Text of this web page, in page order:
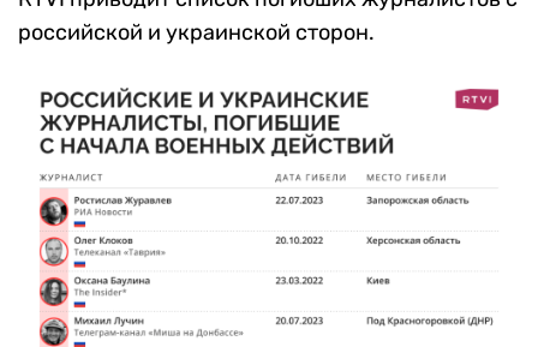
российской и украинской сторон.